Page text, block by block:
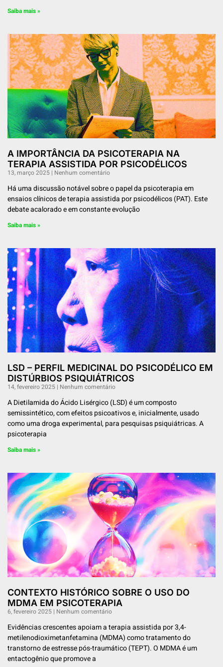
Saiba mais »
A IMPORTÂNCIA DA PSICOTERAPIA NA
TERAPIA ASSISTIDA POR PSICODÉLICOS
13, março 2025 Nenhum comentário
Há uma discussão notável sobre o papel da psicoterapia em
ensaios clínicos de terapia assistida por psicodélicos (PAT). Este
debate acalorado e em constante evolução
Saiba mais »
LSD – PERFIL MEDICINAL DO PSICODÉLICO EM
DISTÚRBIOS PSIQUIÁTRICOS
14, fevereiro 2025 Nenhum comentário
A Dietilamida do Ácido Lisérgico (LSD) é um composto
semissintético, com efeitos psicoativos e, inicialmente, usado
como uma droga experimental, para pesquisas psiquiátricas. A
psicoterapia
Saiba mais »
CONTEXTO HISTÓRICO SOBRE O USO DO
MDMA EM PSICOTERAPIA
6, fevereiro 2025 Nenhum comentário
Evidências crescentes apoiam a terapia assistida por 3,4-
metilenodioximetanfetamina (MDMA) como tratamento do
transtorno de estresse pós-traumático (TEPT). O MDMA é um
entactogênio que promove a